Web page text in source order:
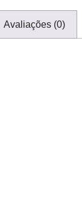
Avaliações (0)